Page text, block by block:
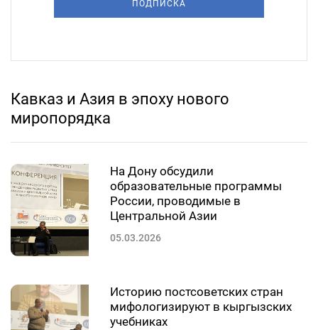
ПОДПИСКА
Кавказ и Азия в эпоху нового
миропорядка
На Дону обсудили
образовательные программы
России, проводимые в
Центральной Азии
05.03.2026
Историю постсоветских стран
мифологизируют в кыргызских
учебниках